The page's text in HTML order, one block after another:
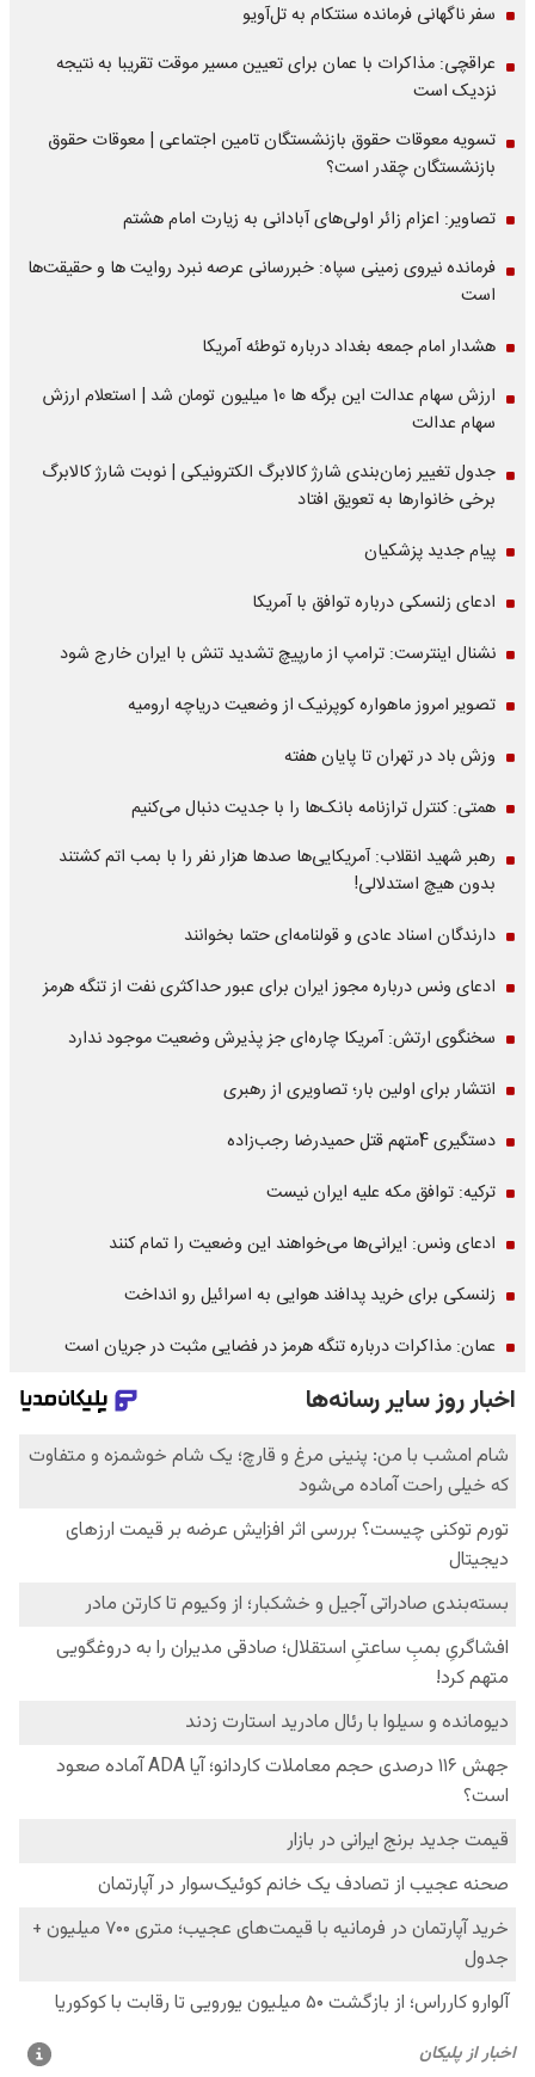
سفر ناگهانی فرمانده سنتکام به تل‌آویو
عراقچی: مذاکرات با عمان برای تعیین مسیر موقت تقریبا به نتیجه
نزدیک است
تسویه معوقات حقوق بازنشستگان تامین اجتماعی | معوقات حقوق
بازنشستگان چقدر است؟
تصاویر: اعزام زائر اولی‌های آبادانی به زیارت امام هشتم
فرمانده نیروی زمینی سپاه: خبررسانی عرصه نبرد روایت ها و حقیقت‌ها
است
هشدار امام جمعه بغداد درباره توطئه آمریکا
ارزش سهام عدالت این برگه ها 10 میلیون تومان شد | استعلام ارزش
سهام عدالت
جدول تغییر زمان‌بندی شارژ کالابرگ الکترونیکی | نوبت شارژ کالابرگ
برخی خانوارها به تعویق افتاد
پیام جدید پزشکیان
ادعای زلنسکی درباره توافق با آمریکا
نشنال اینترست: ترامپ از مارپیچ تشدید تنش با ایران خارج شود
تصویر امروز ماهواره کوپرنیک از وضعیت دریاچه ارومیه
وزش باد در تهران تا پایان هفته
همتی: کنترل ترازنامه بانک‌ها را با جدیت دنبال می‌کنیم
رهبر شهید انقلاب: آمریکایی‌ها صدها هزار نفر را با بمب اتم کشتند
بدون هیچ استدلالی!
دارندگان اسناد عادی و قولنامه‌ای حتما بخوانند
ادعای ونس درباره مجوز ایران برای عبور حداکثری نفت از تنگه هرمز
سخنگوی ارتش: آمریکا چاره‌ای جز پذیرش وضعیت موجود ندارد
انتشار برای اولین بار؛ تصاویری از رهبری
دستگیری 4متهم قتل حمیدرضا رجب‌زاده
ترکیه: توافق مکه علیه ایران نیست
ادعای ونس: ایرانی‌ها می‌خواهند این وضعیت را تمام کنند
زلنسکی برای خرید پدافند هوایی به اسرائیل رو انداخت
عمان: مذاکرات درباره تنگه هرمز در فضایی مثبت در جریان است